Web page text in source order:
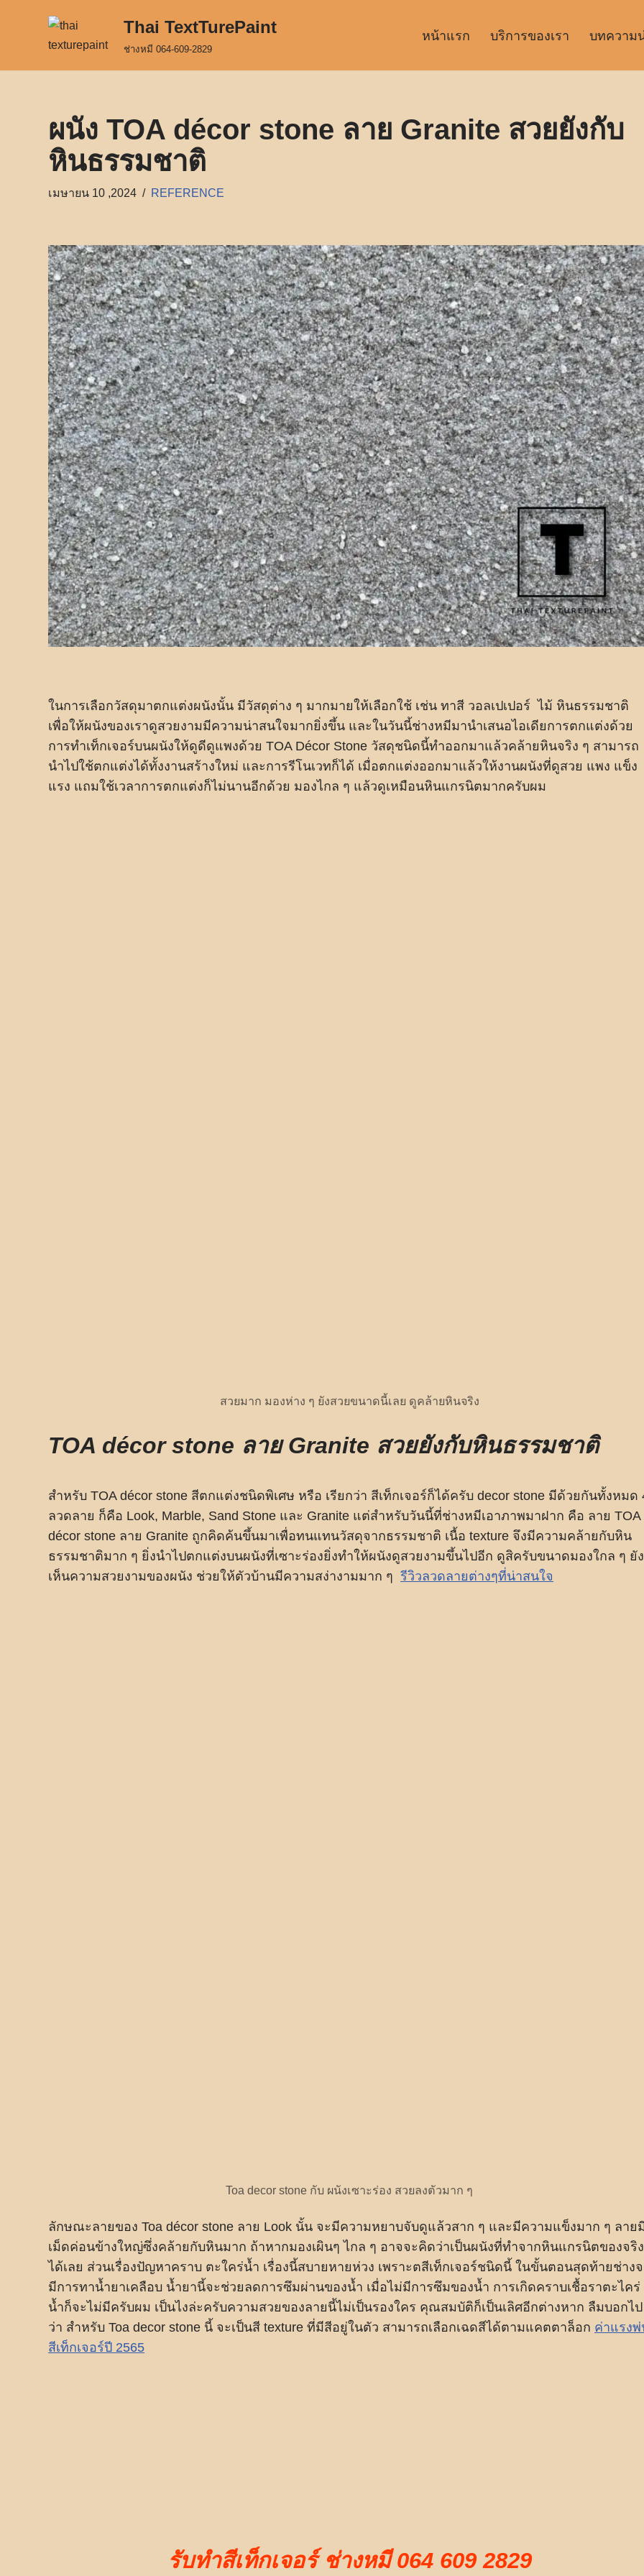
Thai TextTurePaint
ช่างหมี 064-609-2829
หน้าแรก บริการของเรา บทความ
ผนัง TOA décor stone ลาย Granite สวยยังกับ
หินธรรมชาติ
เมษายน 10 ,2024 REFERENCE
ในการเลือกวัสดุมาตกแต่งผนังนั้น มีวัสดุต่าง ๆ มากมายให้เลือกใช้ เช่น ทาสี วอลเปเปอร์ ไม้ หินธรรมชาติ
เพื่อให้ผนังของเราดูสวยงามมีความน่าสนใจมากยิ่งขึ้น และในวันนี้ช่างหมีมานำเสนอไอเดียการตกแต่งด้วย
การทำเท็กเจอร์บนผนังให้ดูดีดูแพงด้วย TOA Décor Stone วัสดุชนิดนี้ทำออกมาแล้วคล้ายหินจริง ๆ สามารถ
นำไปใช้ตกแต่งได้ทั้งงานสร้างใหม่ และการรีโนเวทก็ได้ เมื่อตกแต่งออกมาแล้วให้งานผนังที่ดูสวย แพง แข็ง
แรง แถมใช้เวลาการตกแต่งก็ไม่นานอีกด้วย มองไกล ๆ แล้วดูเหมือนหินแกรนิตมากครับผม
สวยมาก มองห่าง ๆ ยังสวยขนาดนี้เลย ดูคล้ายหินจริง
TOA décor stone ลาย Granite สวยยังกับหินธรรมชาติ
สำหรับ TOA décor stone สีตกแต่งชนิดพิเศษ หรือ เรียกว่า สีเท็กเจอร์ก็ได้ครับ decor stone มีด้วยกันทั้งหมด
ลวดลาย ก็คือ Look, Marble, Sand Stone และ Granite แต่สำหรับวันนี้ที่ช่างหมีเอาภาพมาฝาก คือ ลาย TOA
décor stone ลาย Granite ถูกคิดค้นขึ้นมาเพื่อทนแทนวัสดุจากธรรมชาติ เนื้อ texture จึงมีความคล้ายกับหิน
ธรรมชาติมาก ๆ ยิ่งนำไปตกแต่งบนผนังที่เซาะร่องยิ่งทำให้ผนังดูสวยงามขึ้นไปอีก ดูสิครับขนาดมองใกล ๆ ยัง
เห็นความสวยงามของผนัง ช่วยให้ตัวบ้านมีความสง่างามมาก ๆ รีวิวลวดลายต่างๆที่น่าสนใจ
Toa decor stone กับ ผนังเซาะร่อง สวยลงตัวมาก ๆ
ลักษณะลายของ Toa décor stone ลาย Look นั้น จะมีความหยาบจับดูแล้วสาก ๆ และมีความแข็งมาก ๆ ลาย
เม็ดค่อนข้างใหญ่ซึ่งคล้ายกับหินมาก ถ้าหากมองเผินๆ ไกล ๆ อาจจะคิดว่าเป็นผนังที่ทำจากหินแกรนิตของจริง
ได้เลย ส่วนเรื่องปัญหาคราบ ตะใคร่น้ำ เรื่องนี้สบายหายห่วง เพราะตสีเท็กเจอร์ชนิดนี้ ในขั้นตอนสุดท้ายช่าง
มีการทาน้ำยาเคลือบ น้ำยานี้จะช่วยลดการซึมผ่านของน้ำ เมื่อไม่มีการซึมของน้ำ การเกิดคราบเชื้อราตะไคร่
น้ำก็จะไม่มีครับผม เป็นไงล่ะครับความสวยของลายนี้ไม่เป็นรองใคร คุณสมบัติก็เป็นเลิศอีกต่างหาก ลืมบอกไป
ว่า สำหรับ Toa decor stone นี้ จะเป็นสี texture ที่มีสีอยู่ในตัว สามารถเลือกเฉดสีได้ตามแคตตาล็อก ค่าแรง
สีเท็กเจอร์ปี 2565
รับทำสีเท็กเจอร์ ช่างหมี 064 609 2829